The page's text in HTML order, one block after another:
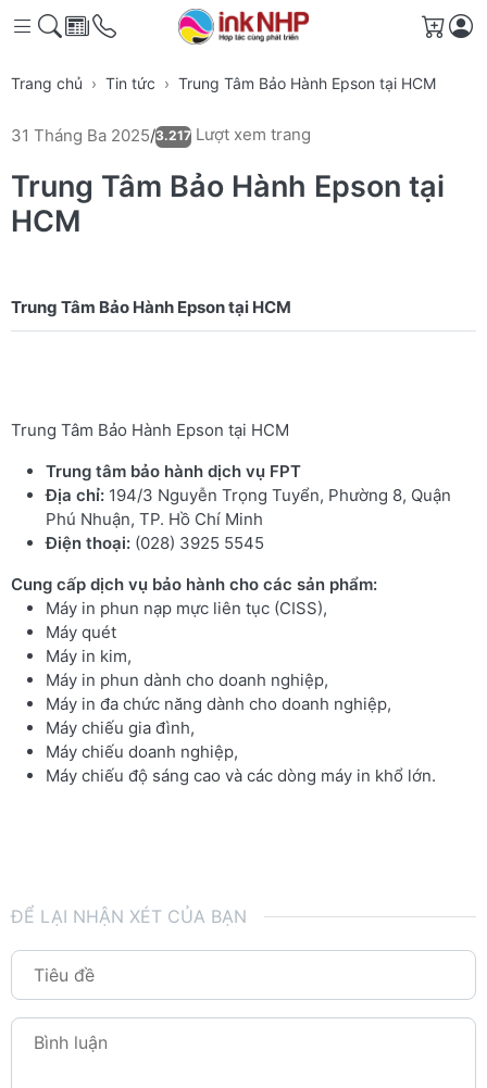
Giỏ
Trang chủ Tin tức Trung Tâm Bảo Hành Epson tại HCM
31 Tháng Ba 2025/3.217 Lượt xem trang
Trung Tâm Bảo Hành Epson tại
HCM
Trung Tâm Bảo Hành Epson tại HCM
Trung tâm bảo hành dịch vụ FPT
Địa chỉ: 194/3 Nguyễn Trọng Tuyển, Phường 8, Quận
Phú Nhuận, TP. Hồ Chí Minh
Điện thoại: (028) 3925 5545
Cung cấp dịch vụ bảo hành cho các sản phẩm:
Máy in phun nạp mực liên tục (CISS),
Máy quét
Máy in kim,
Máy in phun dành cho doanh nghiệp,
Máy in đa chức năng dành cho doanh nghiệp,
Máy chiếu gia đình,
Máy chiếu doanh nghiệp,
Máy chiếu độ sáng cao và các dòng máy in khổ lớn.
ĐỂ LẠI NHẬN XÉT CỦA BẠN